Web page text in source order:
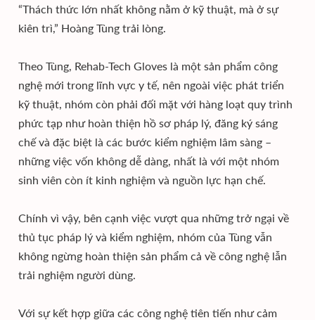
“Thách thức lớn nhất không nằm ở kỹ thuật, mà ở sự
kiên trì,” Hoàng Tùng trải lòng.
Theo Tùng, Rehab-Tech Gloves là một sản phẩm công
nghệ mới trong lĩnh vực y tế, nên ngoài việc phát triển
kỹ thuật, nhóm còn phải đối mặt với hàng loạt quy trình
phức tạp như hoàn thiện hồ sơ pháp lý, đăng ký sáng
chế và đặc biệt là các bước kiểm nghiệm lâm sàng –
những việc vốn không dễ dàng, nhất là với một nhóm
sinh viên còn ít kinh nghiệm và nguồn lực hạn chế.
Chính vì vậy, bên cạnh việc vượt qua những trở ngại về
thủ tục pháp lý và kiểm nghiệm, nhóm của Tùng vẫn
không ngừng hoàn thiện sản phẩm cả về công nghệ lẫn
trải nghiệm người dùng.
Với sự kết hợp giữa các công nghệ tiên tiến như cảm